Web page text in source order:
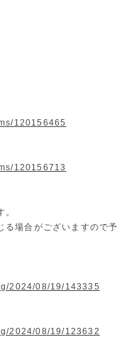
120156465
120156713
る場合がございますので予
2024/08/19/143335
2024/08/19/123632